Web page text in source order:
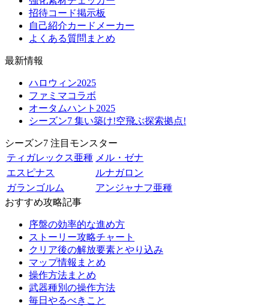
招待コード掲示板
自己紹介カードメーカー
よくある質問まとめ
最新情報
ハロウィン2025
ファミマコラボ
オータムハント2025
シーズン7 集い築け!空飛ぶ探索拠点!
シーズン7 注目モンスター
ティガレックス亜種 メル・ゼナ
エスピナス
ルナガロン
ガランゴルム
アンジャナフ亜種
おすすめ攻略記事
序盤の効率的な進め方
ストーリー攻略チャート
クリア後の解放要素とやり込み
マップ情報まとめ
操作方法まとめ
武器種別の操作方法
毎日やるべきこと